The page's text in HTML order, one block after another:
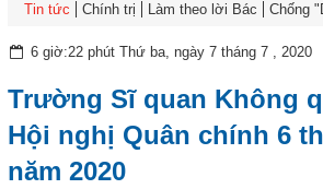
Tin tức
Chính trị Làm theo lời Bác Chống
6 giờ:22 phút Thứ ba, ngày 7 tháng 7 , 2020
Trường Sĩ quan Không
Hội nghị Quân chính 6
năm 2020